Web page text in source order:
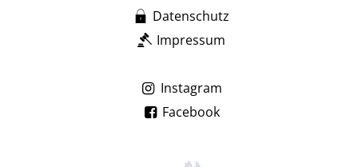
Datenschutz
Impressum
Instagram
Facebook